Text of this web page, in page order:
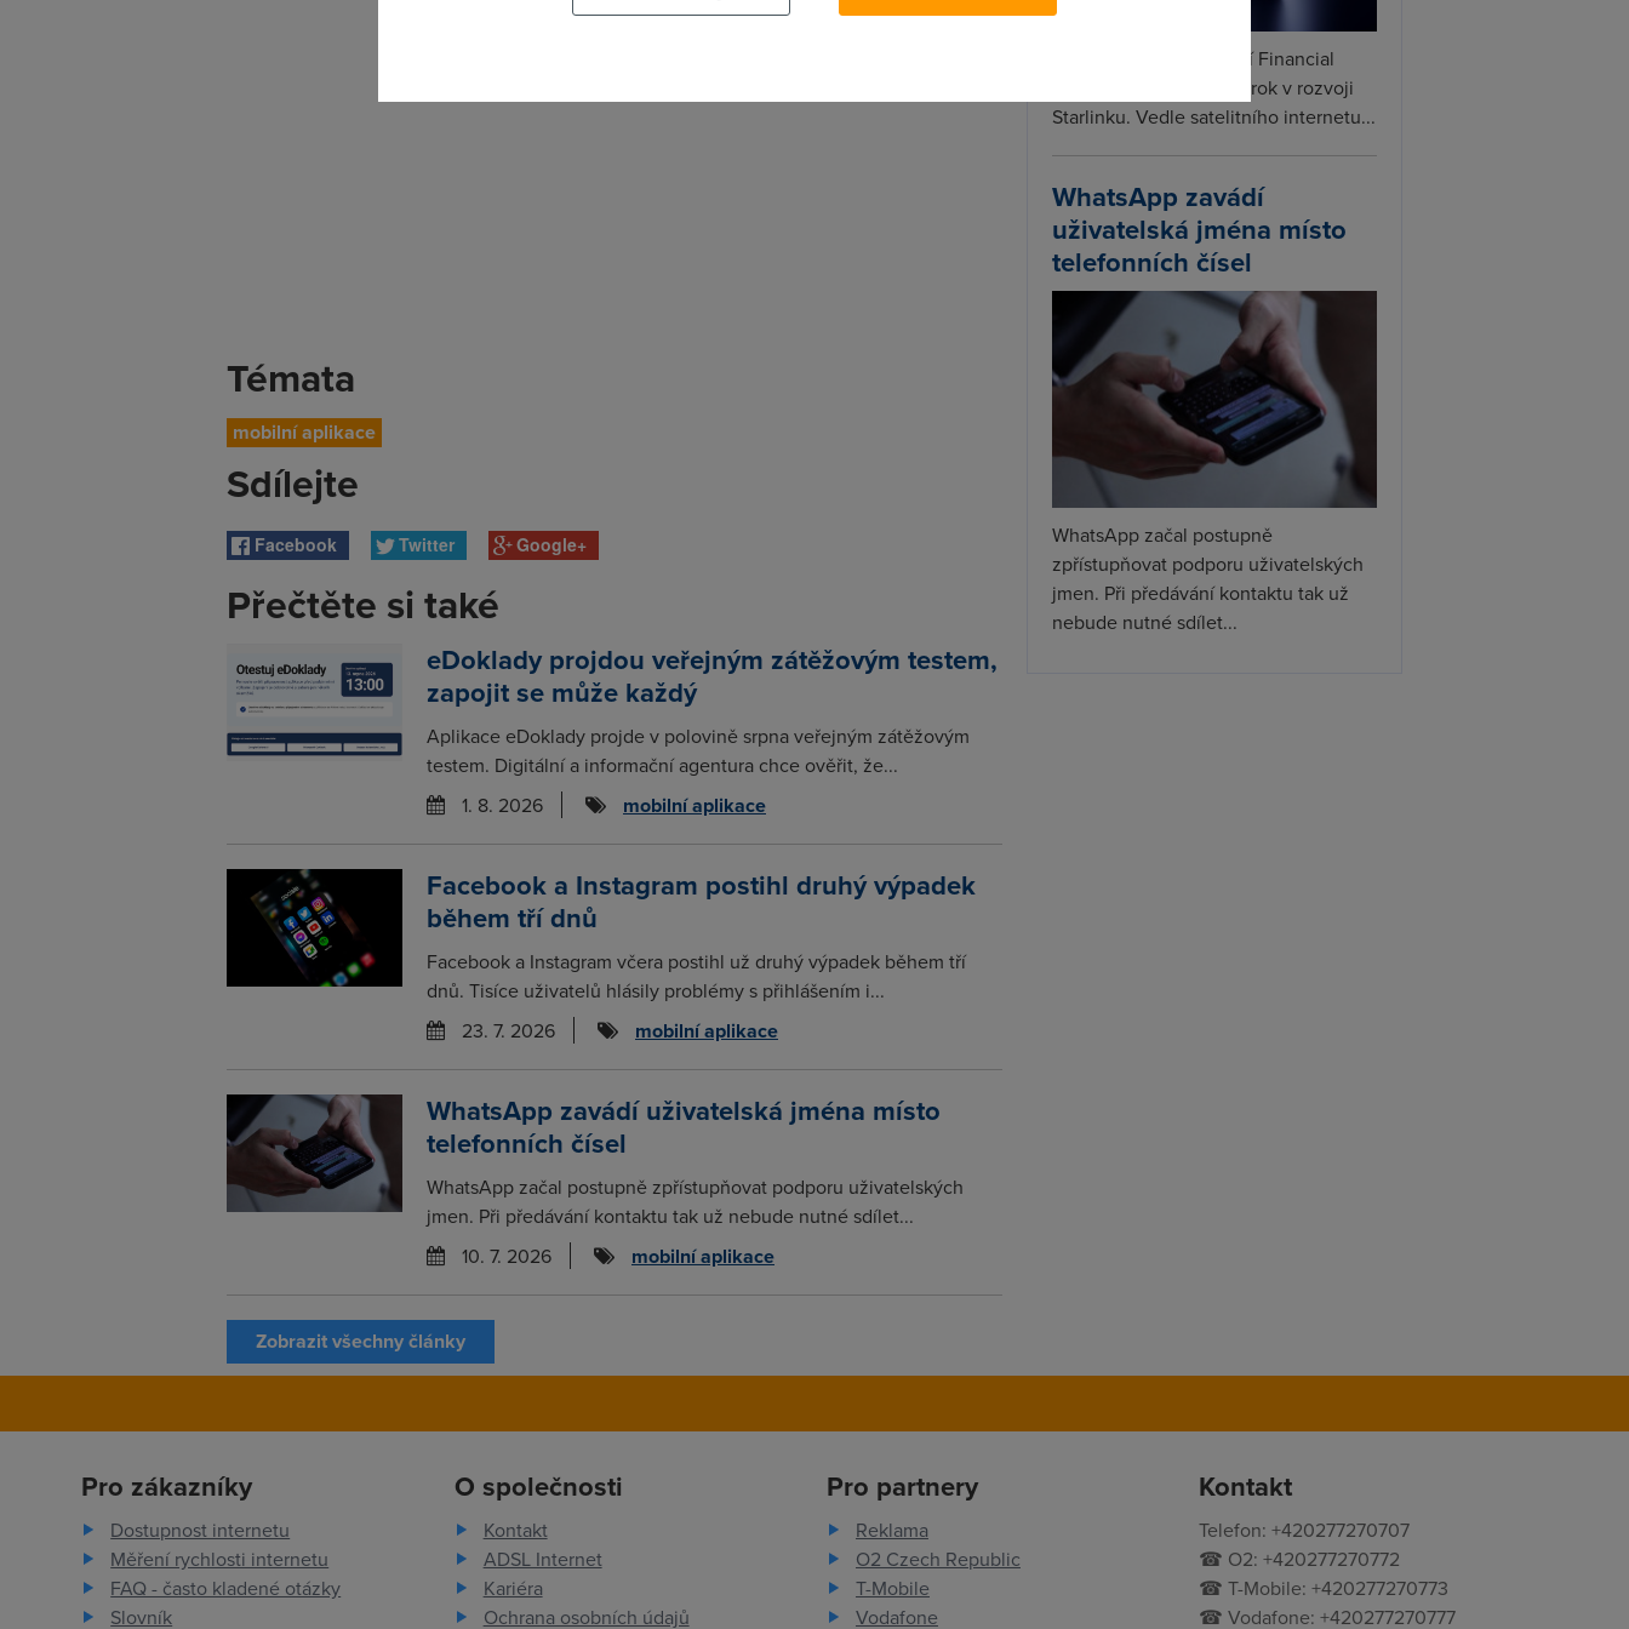
Témata
mobilní aplikace
Sdílejte
Facebook Twitter Google+
Přečtěte si také
eDoklady projdou veřejným zátěžovým testem,
zapojit se může každý
Aplikace eDoklady projde v polovině srpna veřejným zátěžovým
testem. Digitální a informační agentura chce ověřit, že...
1. 8. 2026
mobilní aplikace
Facebook a Instagram postihl druhý výpadek
během tří dnů
Facebook a Instagram včera postihl už druhý výpadek během tří
dnů. Tisíce uživatelů hlásily problémy s přihlášením i...
23. 7. 2026
mobilní aplikace
WhatsApp zavádí uživatelská jména místo
telefonních čísel
WhatsApp začal postupně zpřístupňovat podporu uživatelských
jmen. Při předávání kontaktu tak už nebude nutné sdílet...
10. 7. 2026
mobilní aplikace
Zobrazit všechny články
SpaceX podle informací Financial
Times připravuje další krok v rozvoji
Starlinku. Vedle satelitního internetu...
WhatsApp zavádí
uživatelská jména místo
telefonních čísel
WhatsApp začal postupně
zpřístupňovat podporu uživatelských
jmen. Při předávání kontaktu tak už
nebude nutné sdílet...
Pro zákazníky
Dostupnost internetu
Měření rychlosti internetu
FAQ - často kladené otázky
Slovník
O společnosti
Kontakt
ADSL Internet
Kariéra
Ochrana osobních údajů
Pro partnery
Reklama
O2 Czech Republic
T-Mobile
Vodafone
Kontakt
Telefon: +420277270707
☎ O2: +420277270772
☎ T-Mobile: +420277270773
☎ Vodafone: +420277270777